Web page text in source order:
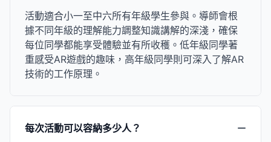
活動適合小一至中六所有年級學生參與。導師會根
據不同年級的理解能力調整知識講解的深淺，確保
每位同學都能享受體驗並有所收穫。低年級同學著
重感受AR遊戲的趣味，高年級同學則可深入了解AR
技術的工作原理。
每次活動可以容納多少人？